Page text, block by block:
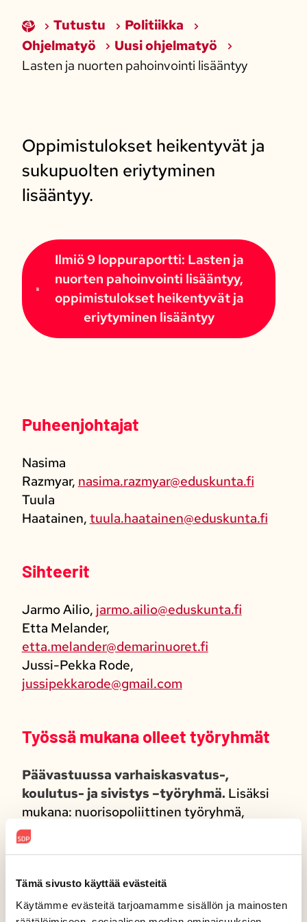
Tämä sivusto käyttää evästeitä
Käytämme evästeitä tarjoamamme sisällön ja mainosten
Tutustu
Politiikka
Ohjelmatyö
Uusi ohjelmatyö
Lasten ja nuorten pahoinvointi lisääntyy
Oppimistulokset heikentyvät ja
sukupuolten eriytyminen
lisääntyy.​
Ilmiö 9 loppuraportti: Lasten ja
nuorten pahoinvointi lisääntyy,
oppimistulokset heikentyvät ja
eriytyminen lisääntyy
Puheenjohtajat
Nasima
Razmyar, nasima.razmyar@eduskunta.fi
Tuula
Haatainen, tuula.haatainen@eduskunta.fi
Sihteerit
Jarmo Ailio, jarmo.ailio@eduskunta.fi
Etta Melander,
etta.melander@demarinuoret.fi
Jussi-Pekka Rode,
jussipekkarode@gmail.com
Työssä mukana olleet työryhmät
Päävastuussa varhaiskasvatus-,
koulutus- ja sivistys –työryhmä. Lisäksi
mukana: nuorisopoliittinen työryhmä,
liikuntapoliittinen työryhmä,
kulttuuripoliittinen työryhmä, sote-
vammaispoliittinen työryhmä,
monimuotoiset perheet -työryhmä.​